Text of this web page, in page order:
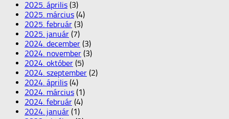
2025. április (3)
2025. március (4)
2025. február (3)
2025. január (7)
2024. december (3)
2024. november (3)
2024. október (5)
2024. szeptember (2)
2024. április (4)
2024. március (1)
2024. február (4)
2024. január (1)